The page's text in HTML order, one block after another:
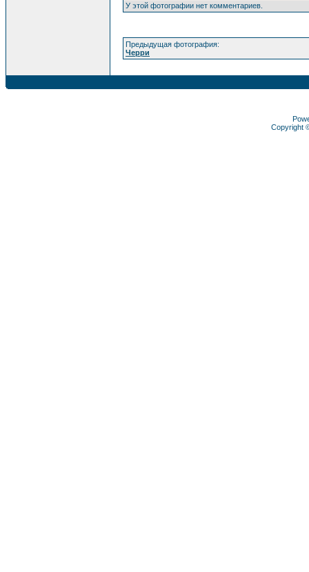
У этой фотографии нет комментариев.
Предыдущая фотография:
Черри
Copyright